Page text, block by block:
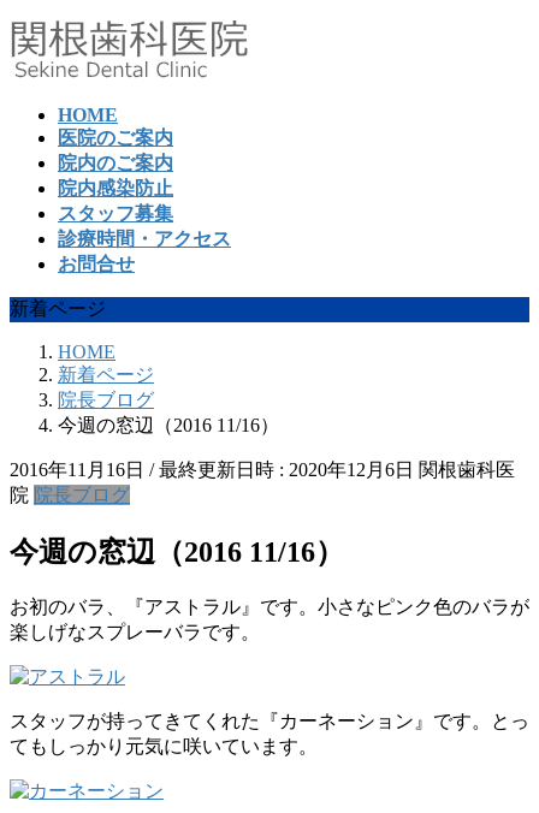
コ
ン
テ
ナ
ビ
ゲ
HOME
医院のご案内
院内のご案内
院内感染防止
スタッフ募集
診療時間・アクセス
お問合せ
新着ページ
HOME
新着ページ
院長ブログ
今週の窓辺（2016 11/16）
2016年11月16日 / 最終更新日時 : 2020年12月6日 関根歯科医
院 院長ブログ
今週の窓辺（2016 11/16）
お初のバラ、『アストラル』です。小さなピンク色のバラが
楽しげなスプレーバラです。
スタッフが持ってきてくれた『カーネーション』です。とっ
てもしっかり元気に咲いています。